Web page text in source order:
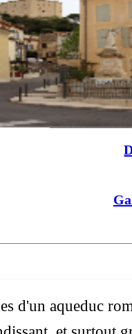
d'un aqueduc